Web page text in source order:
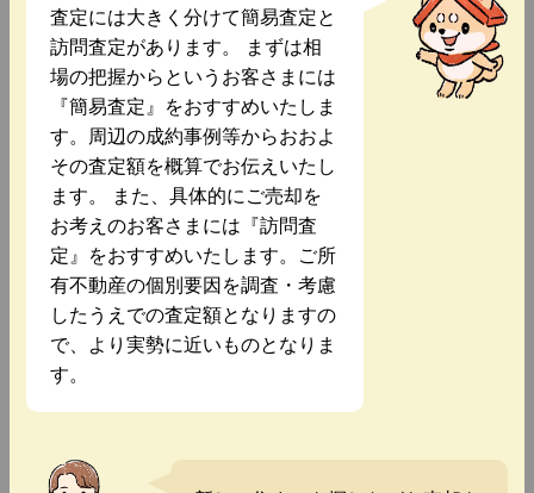
査定には大きく分けて簡易査定と
訪問査定があります。 まずは相
場の把握からというお客さまには
『簡易査定』をおすすめいたしま
す。周辺の成約事例等からおおよ
その査定額を概算でお伝えいたし
ます。 また、具体的にご売却を
お考えのお客さまには『訪問査
定』をおすすめいたします。ご所
有不動産の個別要因を調査・考慮
したうえでの査定額となりますの
で、より実勢に近いものとなりま
す。